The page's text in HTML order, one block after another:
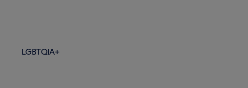
LGBTQIA+